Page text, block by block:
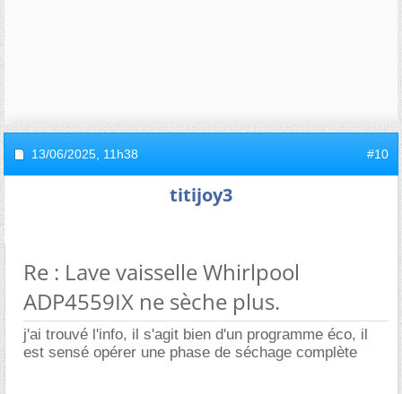
13/06/2025, 11h38 #10
titijoy3
Re : Lave vaisselle Whirlpool
ADP4559IX ne sèche plus.
j'ai trouvé l'info, il s'agit bien d'un programme éco, il
est sensé opérer une phase de séchage complète